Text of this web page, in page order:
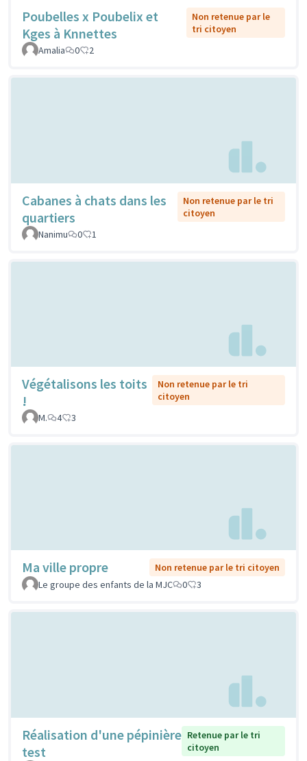
Poubelles x Poubelix et
Kges à Knnettes
Non retenue par le
tri citoyen
Amalia
0 2
Cabanes à chats dans les
quartiers
Non retenue par le tri
citoyen
Nanimu
0 1
Végétalisons les toits
!
Non retenue par le tri
citoyen
M.
4 3
Ma ville propre
Non retenue par le tri citoyen
Le groupe des enfants de la MJC
0 3
Réalisation d'une pépinière
test
Retenue par le tri
citoyen